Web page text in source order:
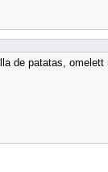
de patatas,